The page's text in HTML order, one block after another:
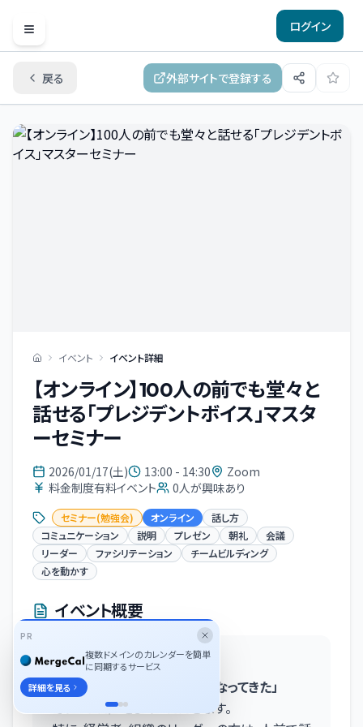
Open menu
ログイン
戻る 外部サイトで登録する
イベント イベント詳細
【オンライン】100人の前でも堂々と
話せる「プレジデントボイス」マスタ
ーセミナー
2026/01/17(土) 13:00 - 14:30
Zoom
料金制度有料イベント
0人が興味あり
セミナー(勉強会) オンライン
話し方
コミュニケーション
説明 プレゼン 朝礼
会議
リーダー
ファシリテーション
チームビルディング
心を動かす
イベント概要
〇セミナー概要：
「最近、人前で話す機会が多くなってきた」
そういった声をよくいただきます。
PR
複数ドメインのカレンダーを簡単
に同期するサービス
詳細を見る